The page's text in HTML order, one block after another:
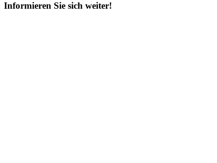
Informieren Sie sich weiter!